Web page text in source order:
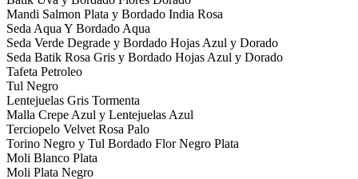
Mandi Salmon Plata y Bordado India Rosa
Seda Aqua Y Bordado Aqua
Seda Verde Degrade y Bordado Hojas Azul y Dorado
Seda Batik Rosa Gris y Bordado Hojas Azul y Dorado
Tafeta Petroleo
Tul Negro
Lentejuelas Gris Tormenta
Malla Crepe Azul y Lentejuelas Azul
Terciopelo Velvet Rosa Palo
Torino Negro y Tul Bordado Flor Negro Plata
Moli Blanco Plata
Moli Plata Negro